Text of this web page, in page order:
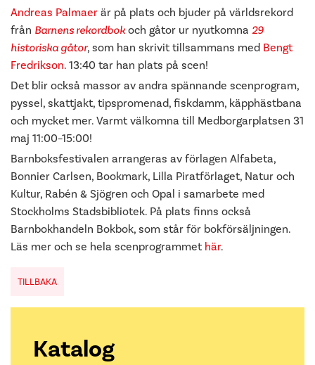
Andreas Palmaer är på plats och bjuder på världsrekord
från Barnens rekordbok och gåtor ur nyutkomna 29
historiska gåtor, som han skrivit tillsammans med Bengt
Fredrikson. 13:40 tar han plats på scen!
Det blir också massor av andra spännande scenprogram,
pyssel, skattjakt, tipspromenad, fiskdamm, käpphästbana
och mycket mer. Varmt välkomna till Medborgarplatsen 31
maj 11:00–15:00!
Barnboksfestivalen arrangeras av förlagen Alfabeta,
Bonnier Carlsen, Bookmark, Lilla Piratförlaget, Natur och
Kultur, Rabén & Sjögren och Opal i samarbete med
Stockholms Stadsbibliotek. På plats finns också
Barnbokhandeln Bokbok, som står för bokförsäljningen.
Läs mer och se hela scenprogrammet här.
TILLBAKA
Katalog